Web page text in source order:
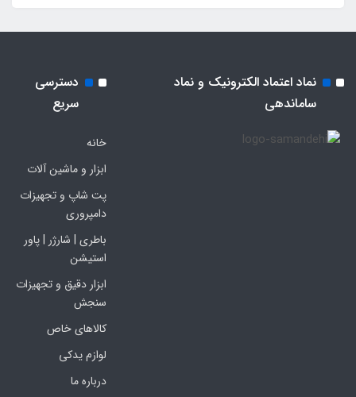
نماد اعتماد الکترونیک و نماد
ساماندهی
دسترسی
سریع
خانه
ابزار و ماشین آلات
پت شاپ و تجهیزات
دامپروری
باطری | شارژر | پاور
استیشن
ابزار دقیق و تجهیزات
سنجش
کالاهای خاص
لوازم یدکی
درباره ما